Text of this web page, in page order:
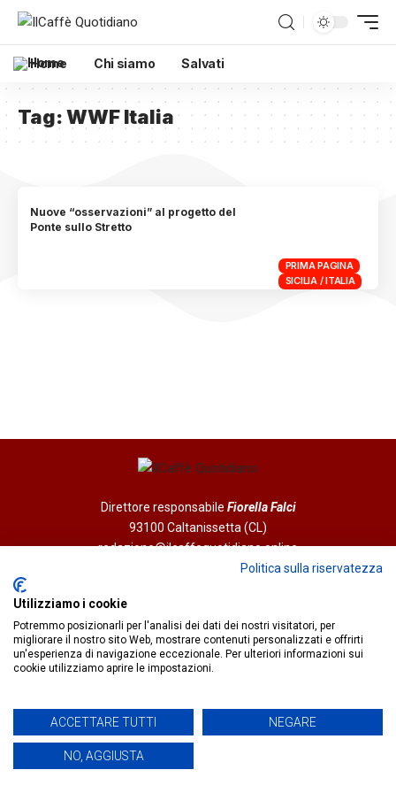
Home Chi siamo Salvati
Tag:WWF Italia
PRIMA PAGINA
SICILIA / ITALIA
Nuove “osservazioni” al progetto del
Ponte sullo Stretto
Direttore responsabile Fiorella Falci
93100 Caltanissetta (CL)
redazione@ilcaffequotidiano.online
C.F. 92076900858
IlCaffèQuotidiano.online è una testata giornalistica registrata
Politica sulla riservatezza
Utilizziamo i cookie
Potremmo posizionarli per l'analisi dei dati dei nostri visitatori, per
migliorare il nostro sito Web, mostrare contenuti personalizzati e offrirti
un'esperienza di navigazione eccezionale. Per ulteriori informazioni sui
cookie utilizziamo aprire le impostazioni.
ACCETTARE TUTTI NEGARE
NO, AGGIUSTA